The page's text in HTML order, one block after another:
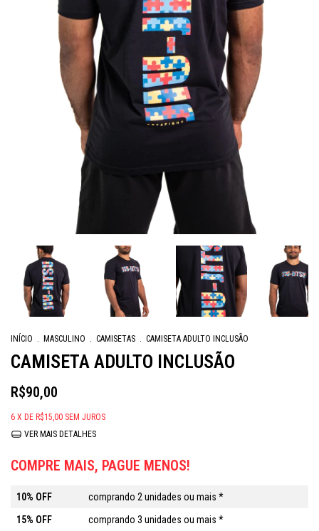
INÍCIO . MASCULINO . CAMISETAS . CAMISETA ADULTO INCLUSÃO
CAMISETA ADULTO INCLUSÃO
R$90,00
6 X DE R$15,00 SEM JUROS
VER MAIS DETALHES
COMPRE MAIS, PAGUE MENOS!
10% OFF
comprando 2 unidades ou mais *
15% OFF
comprando 3 unidades ou mais *